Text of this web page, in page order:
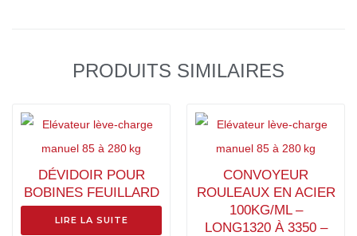
PRODUITS SIMILAIRES
DÉVIDOIR POUR
BOBINES FEUILLARD
LIRE LA SUITE
CONVOYEUR
ROULEAUX EN ACIER
100KG/ML –
LONG1320 À 3350 –